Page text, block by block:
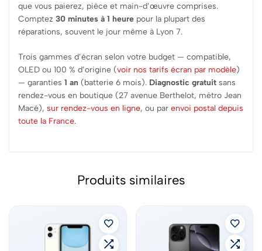
que vous paierez, pièce et main-d’œuvre comprises.
Comptez 30 minutes à 1 heure pour la plupart des
réparations, souvent le jour même à Lyon 7.
Trois gammes d’écran selon votre budget — compatible,
OLED ou 100 % d’origine (voir nos tarifs écran par modèle)
— garanties 1 an (batterie 6 mois). Diagnostic gratuit sans
rendez-vous en boutique (27 avenue Berthelot, métro Jean
Macé), sur rendez-vous en ligne, ou par envoi postal depuis
toute la France.
Produits similaires